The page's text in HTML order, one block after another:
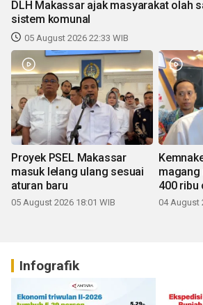
DLH Makassar ajak masyarakat olah
sistem komunal
05 August 2026 22:33 WIB
Proyek PSEL Makassar
masuk lelang ulang sesuai
aturan baru
05 August 2026 18:01 WIB
magang
400 ribu
04 August
Infografik